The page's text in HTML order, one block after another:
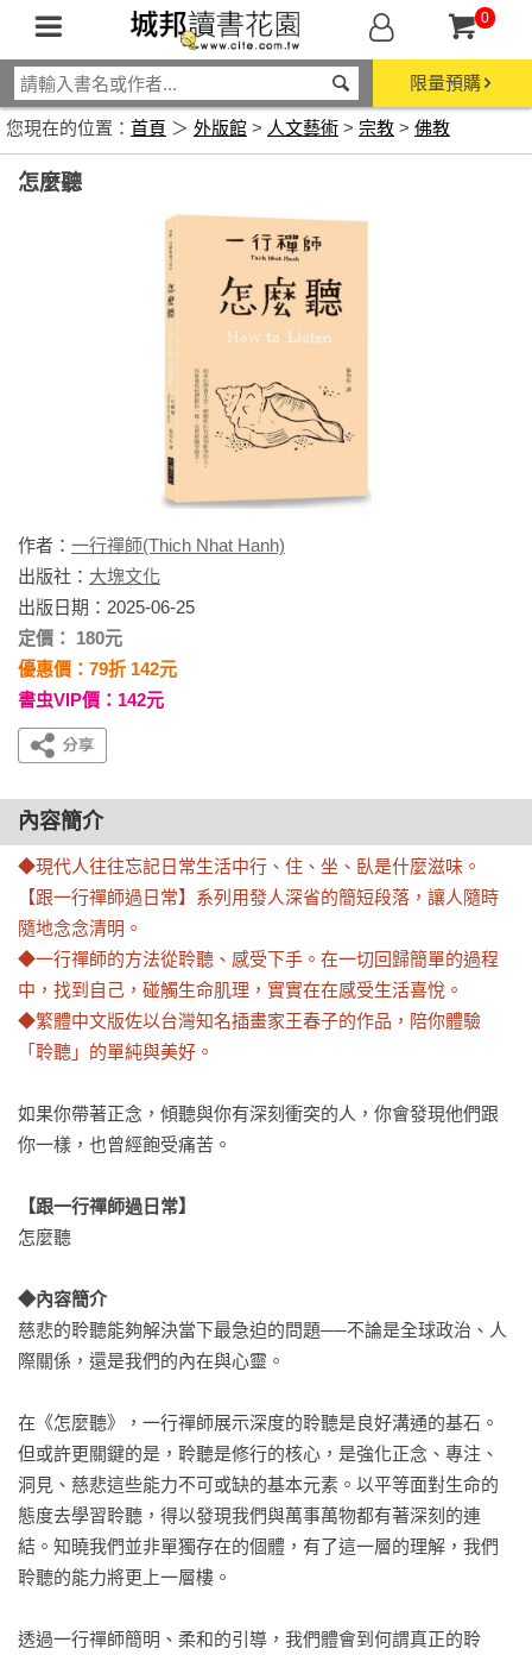
0
限量預購
您現在的位置： 首頁 ＞ 外版館 > 人文藝術 > 宗教 > 佛教
怎麼聽
作者： 一行禪師(Thich Nhat Hanh)
出版社： 大塊文化
出版日期：2025-06-25
定價： 180元
優惠價：79折 142元
書虫VIP價：142元
內容簡介
◆現代人往往忘記日常生活中行、住、坐、臥是什麼滋味。
【跟一行禪師過日常】系列用發人深省的簡短段落，讓人隨時
隨地念念清明。
◆一行禪師的方法從聆聽、感受下手。在一切回歸簡單的過程
中，找到自己，碰觸生命肌理，實實在在感受生活喜悅。
◆繁體中文版佐以台灣知名插畫家王春子的作品，陪你體驗
「聆聽」的單純與美好。
如果你帶著正念，傾聽與你有深刻衝突的人，你會發現他們跟
你一樣，也曾經飽受痛苦。
【跟一行禪師過日常】
怎麼聽
◆內容簡介
慈悲的聆聽能夠解決當下最急迫的問題──不論是全球政治、人
際關係，還是我們的內在與心靈。
在《怎麼聽》，一行禪師展示深度的聆聽是良好溝通的基石。
但或許更關鍵的是，聆聽是修行的核心，是強化正念、專注、
洞見、慈悲這些能力不可或缺的基本元素。以平等面對生命的
態度去學習聆聽，得以發現我們與萬事萬物都有著深刻的連
結。知曉我們並非單獨存在的個體，有了這一層的理解，我們
聆聽的能力將更上一層樓。
透過一行禪師簡明、柔和的引導，我們體會到何謂真正的聆